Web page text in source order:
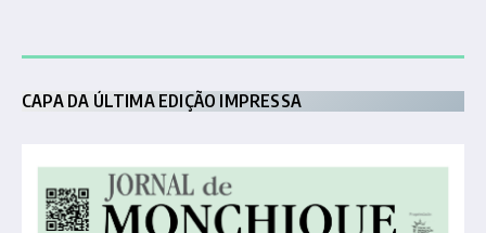
CAPA DA ÚLTIMA EDIÇÃO IMPRESSA